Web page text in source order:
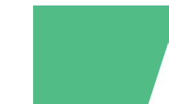
Paquetes de